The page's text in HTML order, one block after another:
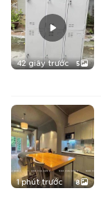
42 giây trước 5
1 phút trước 8